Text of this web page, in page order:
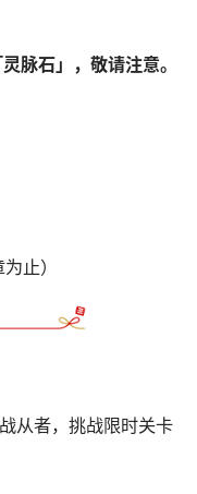
脉石」，敬请注意。
止）
从者，挑战限时关卡